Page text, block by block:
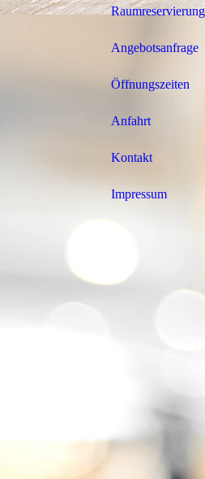
Raumreservierung
Angebotsanfrage
Öffnungszeiten
Anfahrt
Kontakt
Impressum